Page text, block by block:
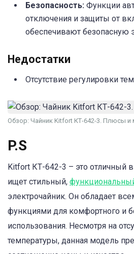
Безопасность: Функции
отключения и защиты от
обеспечивают безопасную
Недостатки
Отсутствие регулировки
Обзор: Чайник Kitfort КТ-642-3. Плюсы и
P.S
Kitfort КТ-642-3 – это отличный
ищет стильный,
электрочайник. Он обладает
функциями для комфортного и
использования. Несмотря на
температуры, данная модель